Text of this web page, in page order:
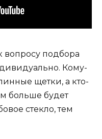
вопросу подбора
Кому-
щетки, а кто-
больше будет
стекло, тем